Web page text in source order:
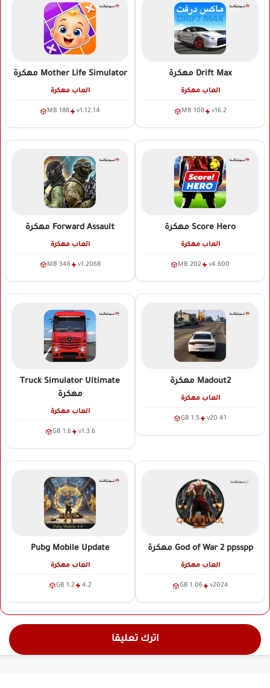
Drift Max مهكرة
العاب مهكرة
v16.2
108 MB
Mother Life Simulator مهكرة
العاب مهكرة
v1.12.14
188 MB
Score Hero مهكرة
العاب مهكرة
v4.600
202 MB
Forward Assault مهكرة
العاب مهكرة
v1.2068
346 MB
Madout2 مهكرة
العاب مهكرة
v20.41
1.5 GB
Truck Simulator Ultimate
مهكرة
العاب مهكرة
v1.3.6
1.6 GB
God of War 2 ppsspp مهكرة
العاب مهكرة
v2024
1.06 GB
Pubg Mobile Update
العاب مهكرة
4.2
1.2 GB
اترك تعليقا